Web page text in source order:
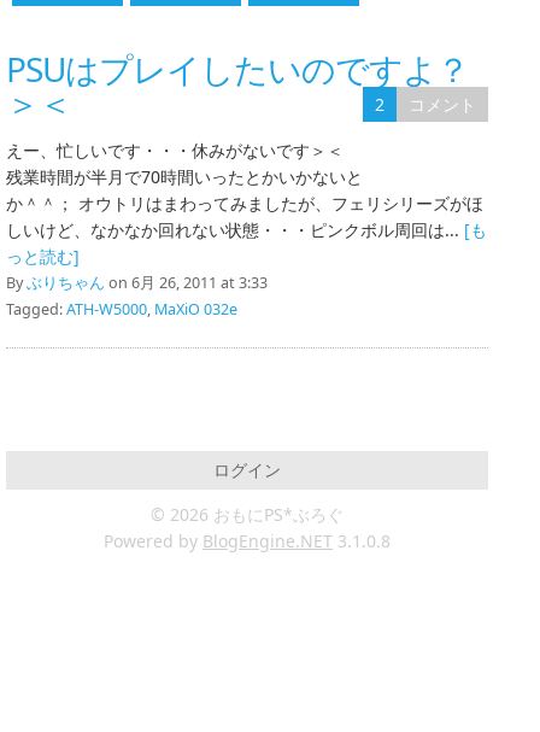
PSUはプレイしたいのですよ？
＞＜ 2
コメント
えー、忙しいです・・・休みがないです＞＜
残業時間が半月で70時間いったとかいかないと
か＾＾； オウトリはまわってみましたが、フェリシリーズがほ
しいけど、なかなか回れない状態・・・ピンクボル周回は... [も
っと読む]
Byぶりちゃん on 6月 26, 2011 at 3:33
Tagged:ATH-W5000, MaXiO 032e
ログイン
© 2026 おもにPS*ぶろぐ
Powered by BlogEngine.NET 3.1.0.8